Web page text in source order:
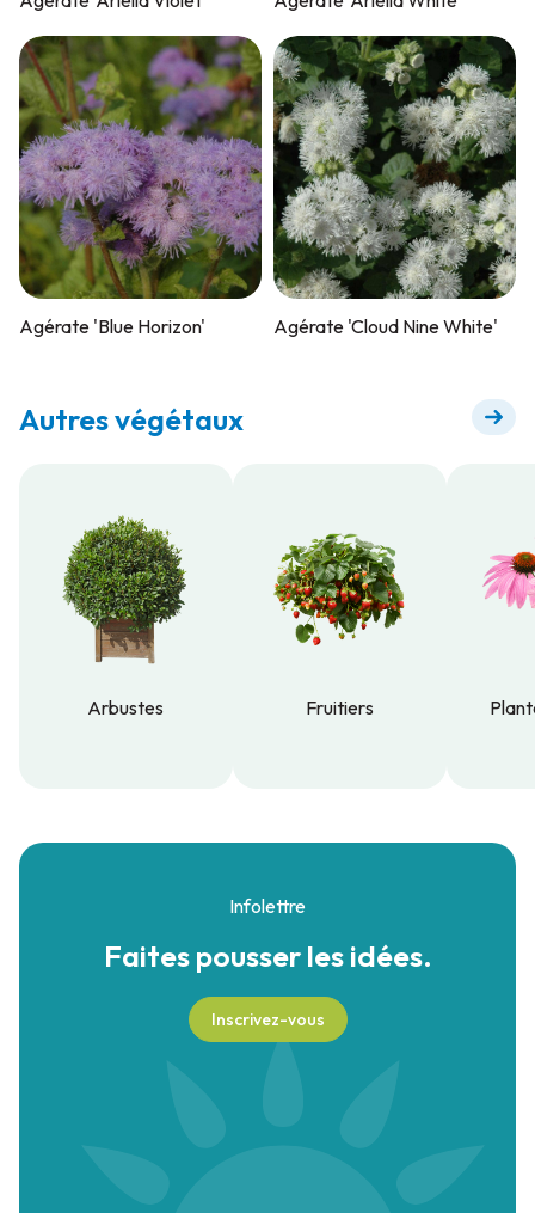
Agérate 'Blue Horizon' Agérate 'Cloud Nine White'
Autres végétaux
Arbustes
Fruitiers
Infolettre
Faites pousserles idées.
Inscrivez-vous